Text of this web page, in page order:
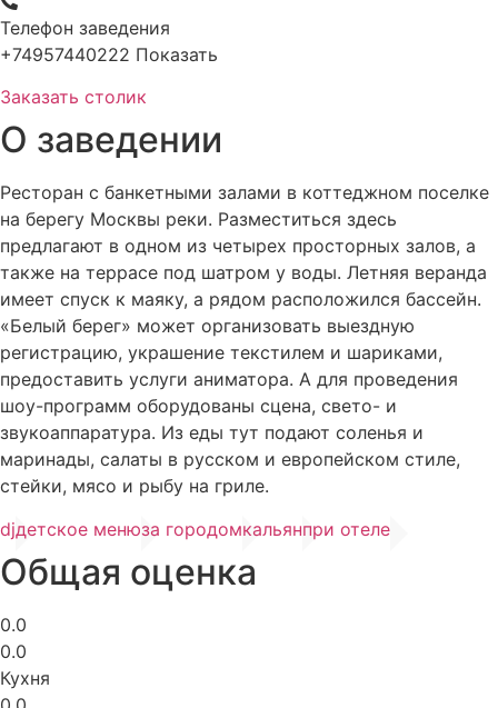
Телефон заведения
+74957440222 Показать
Заказать столик
О заведении
Ресторан с банкетными залами в коттеджном поселке
на берегу Москвы реки. Разместиться здесь
предлагают в одном из четырех просторных залов, а
также на террасе под шатром у воды. Летняя веранда
имеет спуск к маяку, а рядом расположился бассейн.
«Белый берег» может организовать выездную
регистрацию, украшение текстилем и шариками,
предоставить услуги аниматора. А для проведения
шоу-программ оборудованы сцена, свето- и
звукоаппаратура. Из еды тут подают соленья и
маринады, салаты в русском и европейском стиле,
стейки, мясо и рыбу на гриле.
djдетское менюза городомкальянпри отеле
Общая оценка
0.0
0.0
Кухня